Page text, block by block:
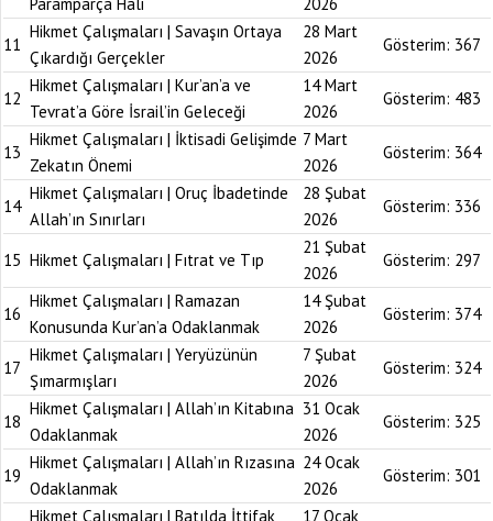
11
Hikmet Çalışmaları | Savaşın Ortaya
Çıkardığı Gerçekler
28 Mart
2026
Gösterim: 367
12
Hikmet Çalışmaları | Kur’an’a ve
Tevrat’a Göre İsrail’in Geleceği
14 Mart
2026
Gösterim: 483
13
Hikmet Çalışmaları | İktisadi Gelişimde
Zekatın Önemi
7 Mart
2026
Gösterim: 364
14
Hikmet Çalışmaları | Oruç İbadetinde
Allah’ın Sınırları
28 Şubat
2026
Gösterim: 336
15 Hikmet Çalışmaları | Fıtrat ve Tıp
21 Şubat
2026
Gösterim: 297
16
Hikmet Çalışmaları | Ramazan
Konusunda Kur’an’a Odaklanmak
14 Şubat
2026
Gösterim: 374
17
Hikmet Çalışmaları | Yeryüzünün
Şımarmışları
7 Şubat
2026
Gösterim: 324
18
Hikmet Çalışmaları | Allah’ın Kitabına
Odaklanmak
31 Ocak
2026
Gösterim: 325
19
Hikmet Çalışmaları | Allah’ın Rızasına
Odaklanmak
24 Ocak
2026
Gösterim: 301
Hikmet Çalışmaları | Batılda İttifak
17 Ocak